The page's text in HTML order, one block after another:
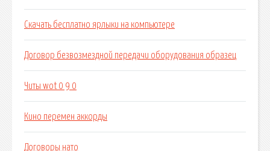
Скачать бесплатно ярлыки на компьютере
Договор безвозмездной передачи оборудования образец
Читы wot 0 9 0
Кино перемен аккорды
Договоры нато